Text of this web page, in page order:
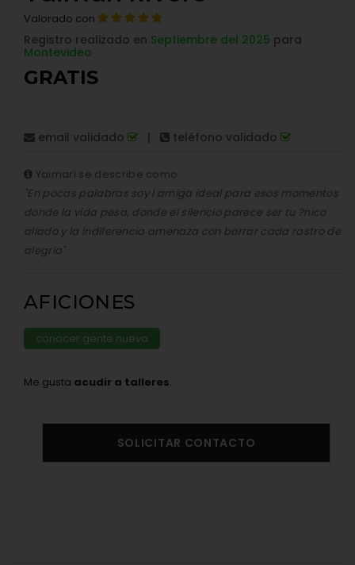
Valorado con
Registro realizado en Septiembre del 2025 para
Montevideo
GRATIS
email validado | teléfono validado
Yaimari se describe como:
"En pocas palabras soy l amiga ideal para esos momentos
donde la vida pesa, donde el silencio parece ser tu ?nico
aliado y la indiferencia amenaza con borrar cada rastro de
alegria"
AFICIONES
conocer gente nueva
Me gusta acudir a talleres.
SOLICITAR CONTACTO